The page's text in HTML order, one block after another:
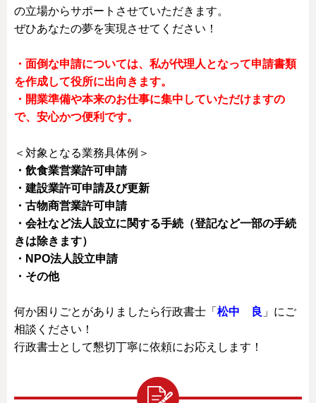
の立場からサポートさせていただきます。
ぜひあなたの夢を実現させてください！
・面倒な申請については、私が代理人となって申請書類
を作成して役所に出向きます。
・開業準備や本来のお仕事に集中していただけますの
で、安心かつ便利です。
＜対象となる業務具体例＞
・飲食業営業許可申請
・建設業許可申請及び更新
・古物商営業許可申請
・会社など法人設立に関する手続（登記など一部の手続
きは除きます）
・NPO法人設立申請
・その他
何か困りごとがありましたら行政書士「 松中 良 」にご
相談ください！
行政書士として懇切丁寧に依頼にお応えします！